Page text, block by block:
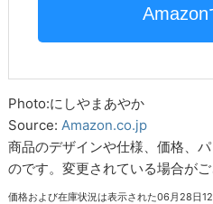
Photo:にしやまあやか
Source:Amazon.co.jp
商品のデザインや仕様、価格、
のです。変更されている場合がご
価格および在庫状況は表示された06月28日